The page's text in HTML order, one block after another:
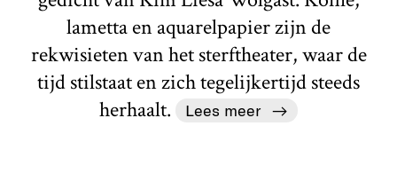
lametta en aquarelpapier zijn de
rekwisieten van het sterftheater, waar de
tijd stilstaat en zich tegelijkertijd steeds
herhaalt.
Lees meer